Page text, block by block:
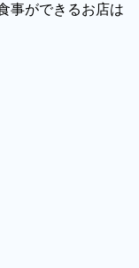
事ができるお店は